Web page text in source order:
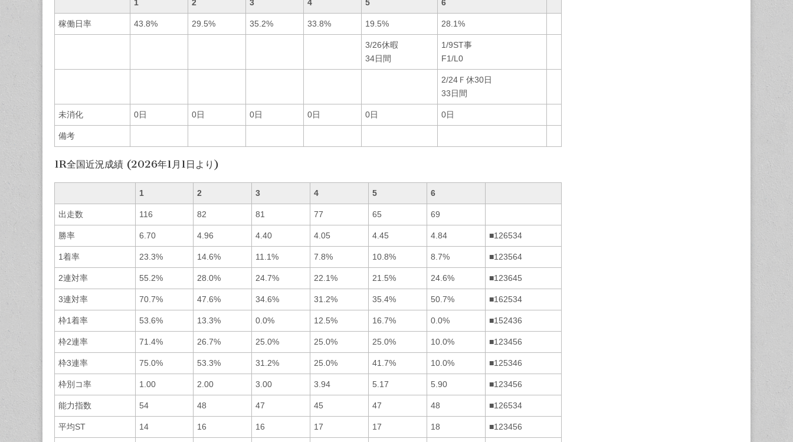
1 2 3 4 5 6
稼働日率 43.8% 29.5% 35.2% 33.8% 19.5% 28.1%
3/26休暇
34日間
1/9ST事
F1/L0
2/24Ｆ休30日
33日間
未消化 0日 0日 0日 0日 0日 0日
備考
1R全国近況成績 (2026年1月1日より)
1 2 3 4 5 6
出走数 116 82 81 77 65 69
勝率 6.70 4.96 4.40 4.05 4.45 4.84 ■126534
1着率 23.3% 14.6% 11.1% 7.8% 10.8% 8.7% ■123564
2連対率 55.2% 28.0% 24.7% 22.1% 21.5% 24.6% ■123645
3連対率 70.7% 47.6% 34.6% 31.2% 35.4% 50.7% ■162534
枠1着率 53.6% 13.3% 0.0% 12.5% 16.7% 0.0% ■152436
枠2連率 71.4% 26.7% 25.0% 25.0% 25.0% 10.0% ■123456
枠3連率 75.0% 53.3% 31.2% 25.0% 41.7% 10.0% ■125346
枠別コ率 1.00 2.00 3.00 3.94 5.17 5.90 ■123456
能力指数 54 48 47 45 47 48 ■126534
平均ST 14 16 16 17 17 18 ■123456